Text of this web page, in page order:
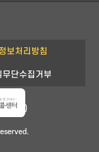
보처리방침
무단수집거부
월동)